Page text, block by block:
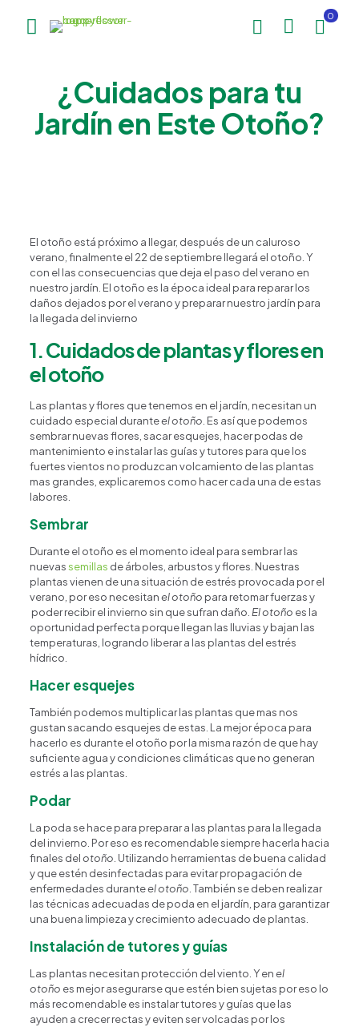
0
¿Cuidados para tu
Jardín en Este Otoño?
El otoño está próximo a llegar, después de un caluroso
verano, finalmente el 22 de septiembre llegará el otoño. Y
con el las consecuencias que deja el paso del verano en
nuestro jardín. El otoño es la época ideal para reparar los
daños dejados por el verano y preparar nuestro jardín para
la llegada del invierno
1. Cuidados de plantas y flores en
el otoño
Las plantas y flores que tenemos en el jardín, necesitan un
cuidado especial duranteel otoño . Es así que podemos
sembrar nuevas flores, sacar esquejes, hacer podas de
mantenimiento e instalar las guías y tutores para que los
fuertes vientos no produzcan volcamiento de las plantas
mas grandes, explicaremos como hacer cada una de estas
labores.
Sembrar
Durante el otoño es el momento ideal para sembrar las
nuevassemillas de árboles, arbustos y flores. Nuestras
plantas vienen de una situación de estrés provocada por el
verano, por eso necesitanel otoño para retomar fuerzas y
poder recibir el invierno sin que sufran daño. El otoño es la
oportunidad perfecta porque llegan las lluvias y bajan las
temperaturas, logrando liberar a las plantas del estrés
hídrico.
Hacer esquejes
También podemos multiplicar las plantas que mas nos
gustan sacando esquejes de estas. La mejor época para
hacerlo es durante el otoño por la misma razón de que hay
suficiente agua y condiciones climáticas que no generan
estrés a las plantas.
Podar
La poda se hace para preparar a las plantas para la llegada
del invierno. Por eso es recomendable siempre hacerla hacia
finales delotoño . Utilizando herramientas de buena calidad
y que estén desinfectadas para evitar propagación de
enfermedades duranteel otoño . También se deben realizar
las técnicas adecuadas de poda en el jardín, para garantizar
una buena limpieza y crecimiento adecuado de plantas.
Instalación de tutores y guías
Las plantas necesitan protección del viento. Y enel
otoño es mejor asegurarse que estén bien sujetas por eso lo
más recomendable es instalar tutores y guías que las
ayuden a crecer rectas y eviten ser volcadas por los
Happy Flower
¿En qué podemos ayudarte?